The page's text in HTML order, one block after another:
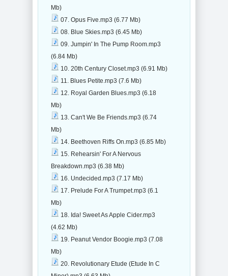
Mb)
07. Opus Five.mp3 (6.77 Mb)
08. Blue Skies.mp3 (6.45 Mb)
09. Jumpin' In The Pump Room.mp3
(6.84 Mb)
10. 20th Century Closet.mp3 (6.91 Mb)
11. Blues Petite.mp3 (7.6 Mb)
12. Royal Garden Blues.mp3 (6.18
Mb)
13. Can't We Be Friends.mp3 (6.74
Mb)
14. Beethoven Riffs On.mp3 (6.85 Mb)
15. Rehearsin' For A Nervous
Breakdown.mp3 (6.38 Mb)
16. Undecided.mp3 (7.17 Mb)
17. Prelude For A Trumpet.mp3 (6.1
Mb)
18. Ida! Sweet As Apple Cider.mp3
(4.62 Mb)
19. Peanut Vendor Boogie.mp3 (7.08
Mb)
20. Revolutionary Etude (Etude In C